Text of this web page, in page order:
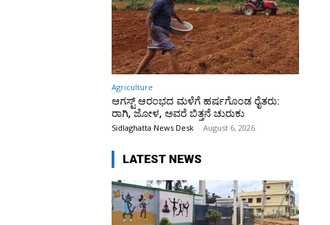
Agriculture
ಆಗಸ್ಟ್ ಆರಂಭದ ಮಳೆಗೆ ಹರ್ಷಗೊಂಡ ರೈತರು:
ರಾಗಿ, ಜೋಳ, ಅವರೆ ಬಿತ್ತನೆ ಚುರುಕು
Sidlaghatta News Desk - August 6, 2026
LATEST NEWS